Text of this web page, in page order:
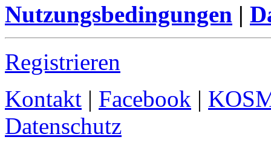
Nutzungsbedingungen |
Registrieren
Kontakt | Facebook |
Datenschutz